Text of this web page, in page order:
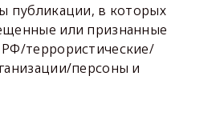
публикации, в которых
или признанные
террористические/
персоны и